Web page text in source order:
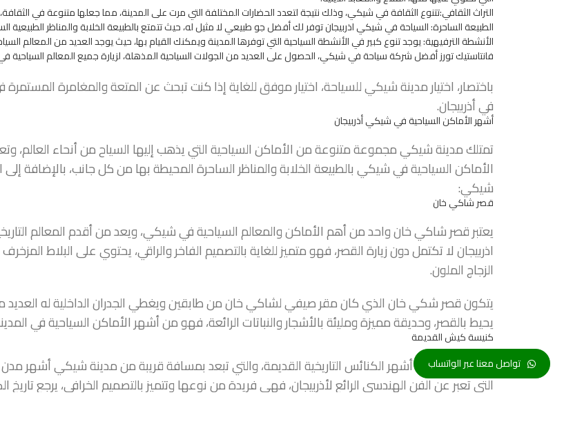
التراث الثقافي:تتنوع الثقافة في شيكي، وذلك نتيجة لتعدد الحضارات المختلفة التي مرت على المدينة، مما جعلها متنوعة في
الطبيعة الساحرة: السياحة في شيكي اذربيجان توفر لك أفضل جو طبيعي لا مثيل له، حيث تتمتع بالطبيعة الخلابة والمناظر الطبيعية
الأنشطة الترفيهية: يوجد تنوع كبير في الأنشطة السياحية التي توفرها المدينة ويمكنك القيام بها، حيث يوجد العديد من المعالم
فانتاستيك تورز أفضلشركة سياحةفي شيكي، الحصول على العديد من الجولات السياحية المذهلة، لزيارة جميع المعالم السياحية
باختصار، اختيار مدينة شيكي للسياحة، اختيار موفق للغاية إذا كنت تبحث عن المتعة والمغامرة
في أذربيجان.
أشهر الأماكن السياحية في شيكي أذربيجان
تمتلك مدينة شيكي مجموعة متنوعة من الأماكن السياحية التي يذهب إليها السياح من أنحاء العالم،
الأماكن السياحية في شيكي بالطبيعة الخلابة والمناظر الساحرة المحيطة بها من كل جانب، بالإضافة إلى
شيكي:
قصر شاكي خان
يعتبر قصر شاكي خان واحد من أهم الأماكن والمعالم السياحية في شيكي، ويعد من أقدم المعالم
اذربيجان لا تكتمل دون زيارة القصر، فهو متميز للغاية بالتصميم الفاخر والراقي، يحتوي على البلاط
الزجاج الملون.
يتكون قصر شكي خان الذي كان مقر صيفي لشاكي خان من طابقين ويغطي الجدران الداخلية له العديد
يحيط بالقصر، وحديقة مميزة ومليئة بالأشجار والنباتات الرائعة، فهو من أشهر الأماكن السياحية في
كنيسة كيش القديمة
تعد الكنيسة من أشهر الكنائس التاريخية القديمة، والتي تبعد بمسافة قريبة من مدينة شيكي أشهر
التي تعبر عن الفن الهندسي الرائع لأذربيجان، فهي فريدة من نوعها وتتميز بالتصميم الخرافي، يرجع
تواصل معنا عبر الواتساب